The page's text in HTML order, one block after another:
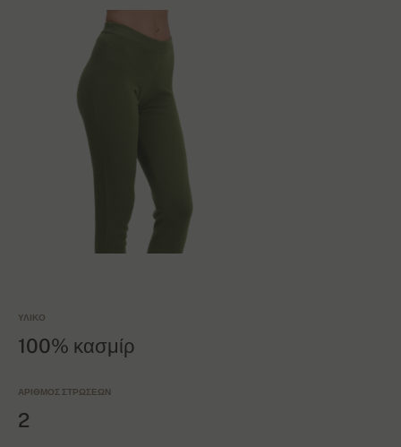
ΥΛΙΚΌ
100% κασμίρ
ΑΡΙΘΜΌΣ ΣΤΡΏΣΕΩΝ
2